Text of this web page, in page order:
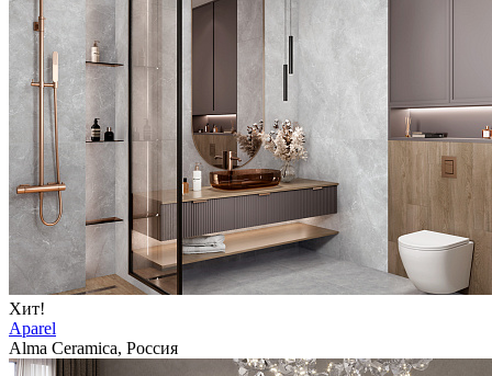
Хит!
Aparel
Alma Ceramica, Россия